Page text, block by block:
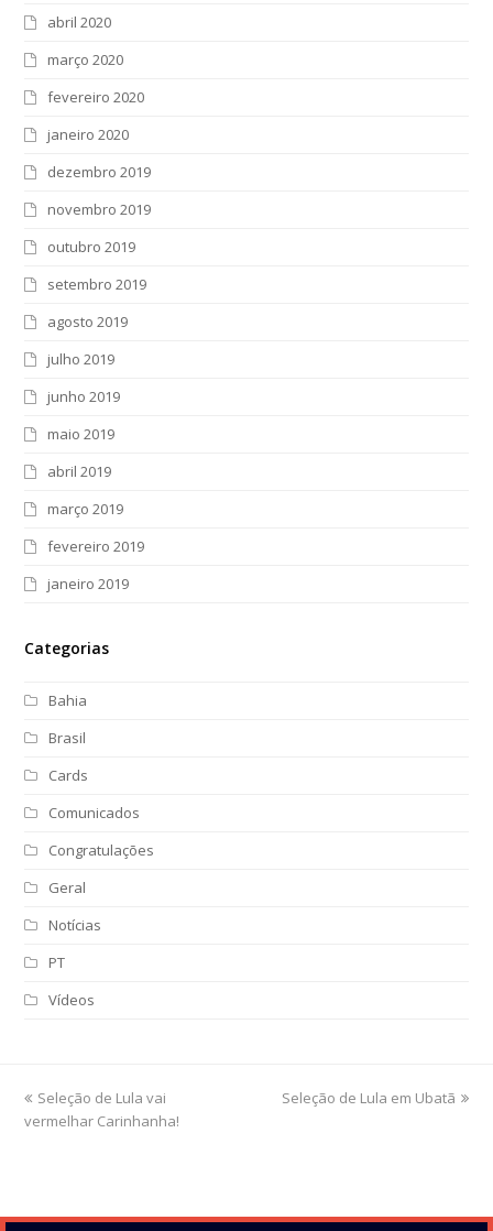
abril 2020
março 2020
fevereiro 2020
janeiro 2020
dezembro 2019
novembro 2019
outubro 2019
setembro 2019
agosto 2019
julho 2019
junho 2019
maio 2019
abril 2019
março 2019
fevereiro 2019
janeiro 2019
Categorias
Bahia
Brasil
Cards
Comunicados
Congratulações
Geral
Notícias
PT
Vídeos
previous
post:
Seleção de Lula vai
vermelhar Carinhanha!
next
Seleção de Lula em Ubatã